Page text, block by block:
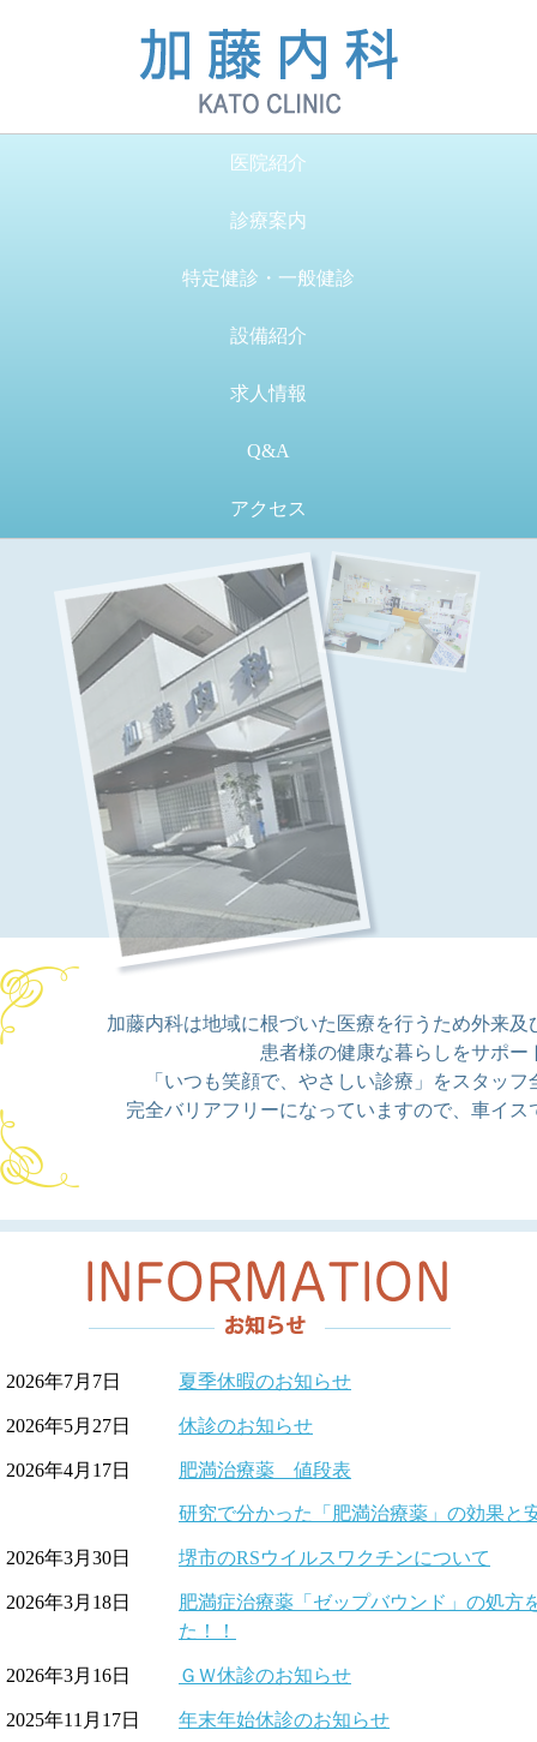
医院紹介
診療案内
特定健診・一般健診
設備紹介
求人情報
Q&A
アクセス
加藤内科は地域に根づいた医療を行うため外来
患者様の健康な暮らしをサポー
「いつも笑顔で、やさしい診療」をスタッ
完全バリアフリーになっていますので、車イ
2026年7月7日 夏季休暇のお知らせ
2026年5月27日 休診のお知らせ
2026年4月17日 肥満治療薬 値段表
研究で分かった「肥満治療薬」の効果と
2026年3月30日 堺市のRSウイルスワクチンについて
2026年3月18日
肥満症治療薬「ゼップバウンド」の処方
た！！
2026年3月16日 ＧＷ休診のお知らせ
2025年11月17日 年末年始休診のお知らせ